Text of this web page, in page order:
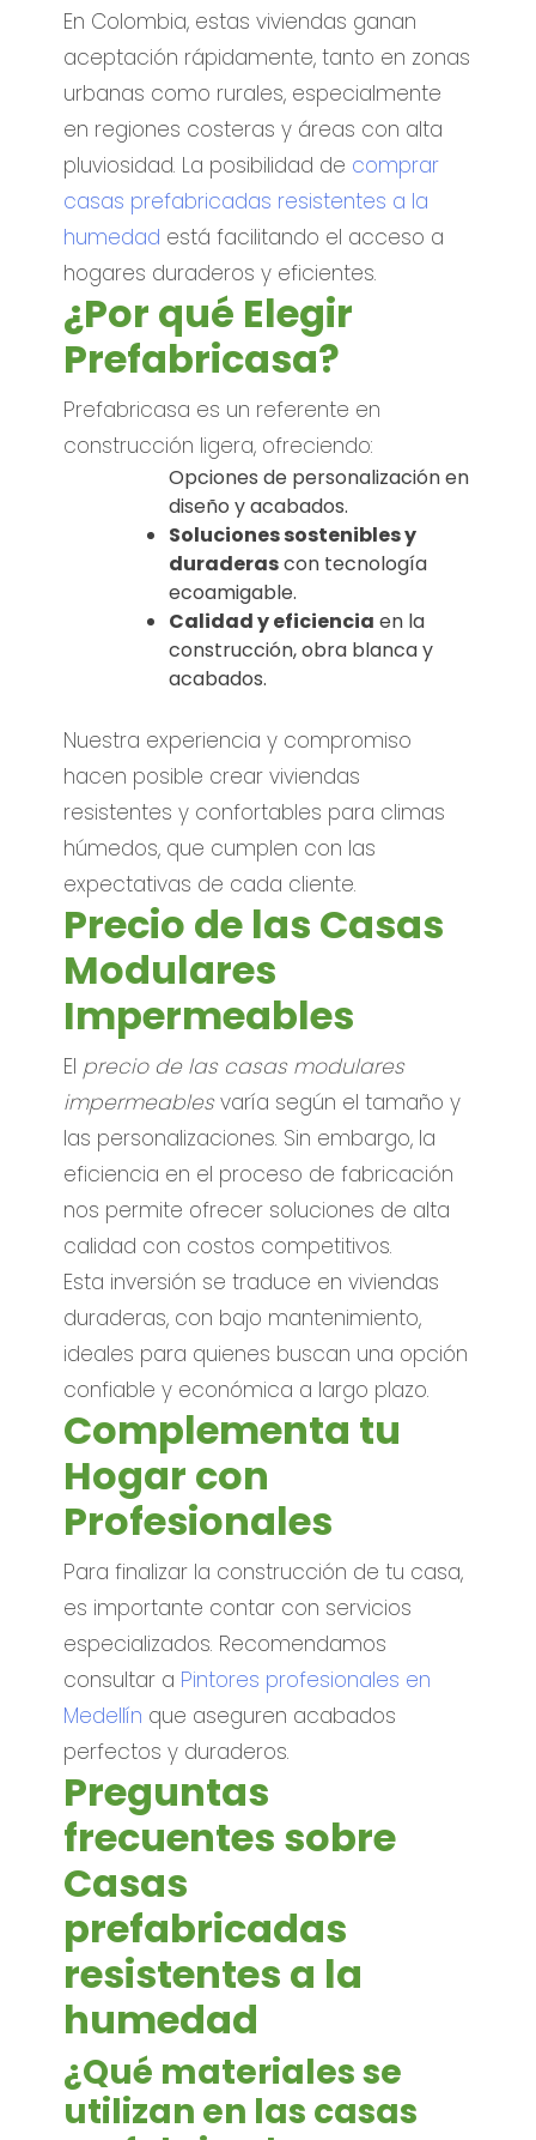
En Colombia, estas viviendas ganan
aceptación rápidamente, tanto en zonas
urbanas como rurales, especialmente
en regiones costeras y áreas con alta
pluviosidad. La posibilidad de comprar
casas prefabricadas resistentes a la
humedad está facilitando el acceso a
hogares duraderos y eficientes.
¿Por qué Elegir
Prefabricasa?
Prefabricasa es un referente en
construcción ligera, ofreciendo:
Opciones de personalización en
diseño y acabados.
Soluciones sostenibles y
duraderascon tecnología
ecoamigable.
Calidad y eficiencia en la
construcción, obra blanca y
acabados.
Nuestra experiencia y compromiso
hacen posible crear viviendas
resistentes y confortables para climas
húmedos, que cumplen con las
expectativas de cada cliente.
Precio de las Casas
Modulares
Impermeables
El precio de las casas modulares
impermeablesvaría según el tamaño y
las personalizaciones. Sin embargo, la
eficiencia en el proceso de fabricación
nos permite ofrecer soluciones de alta
calidad con costos competitivos.
Esta inversión se traduce en viviendas
duraderas, con bajo mantenimiento,
ideales para quienes buscan una opción
confiable y económica a largo plazo.
Complementa tu
Hogar con
Profesionales
Para finalizar la construcción de tu casa,
es importante contar con servicios
especializados. Recomendamos
consultar a Pintores profesionales en
Medellín que aseguren acabados
perfectos y duraderos.
Preguntas
frecuentes sobre
Casas
prefabricadas
resistentes a la
humedad
¿Qué materiales se
utilizan en las casas